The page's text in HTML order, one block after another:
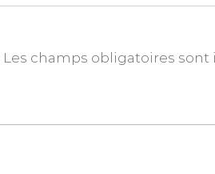
Les champs obligatoires sont